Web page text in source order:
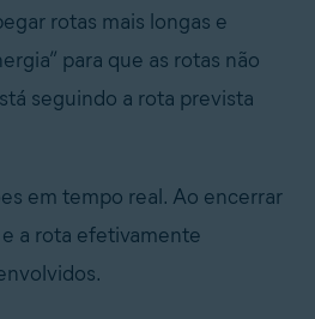
rotas mais longas e
para que as rotas não
seguindo a rota prevista
em tempo real. Ao encerrar
a rota efetivamente